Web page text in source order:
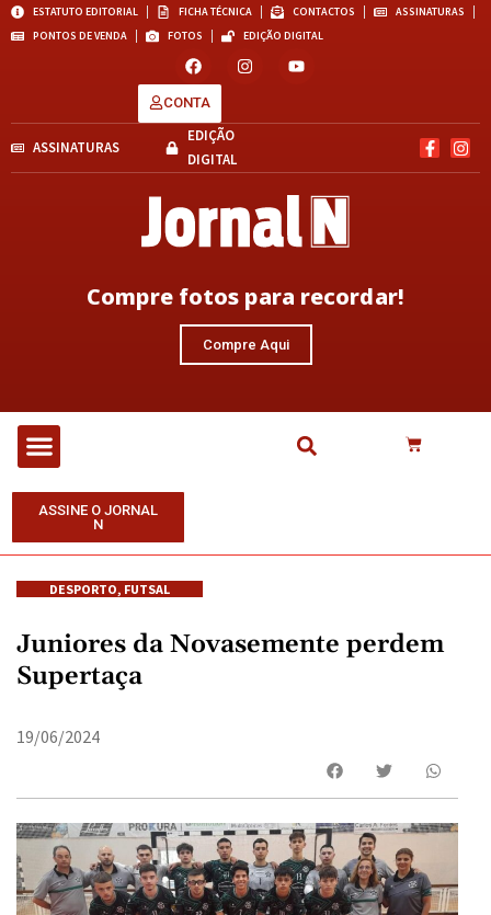
ESTATUTO EDITORIAL FICHA TÉCNICA CONTACTOS
ASSINATURAS
PONTOS DE VENDA
FOTOS EDIÇÃO DIGITAL
CONTA
ASSINATURAS
EDIÇÃO
DIGITAL
Compre fotos para recordar!
Compre Aqui
ASSINE O JORNAL
N
DESPORTO, FUTSAL
Juniores da Novasemente perdem
Supertaça
19/06/2024